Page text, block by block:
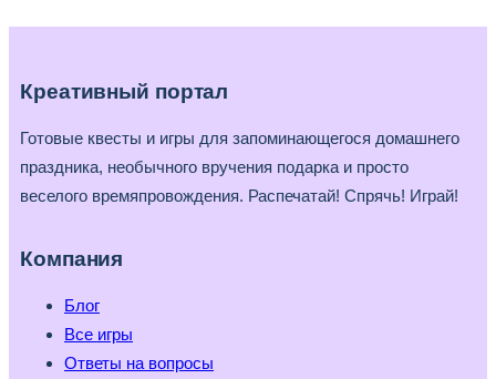
Креативный портал
Готовые квесты и игры для запоминающегося домашнего
праздника, необычного вручения подарка и просто
веселого времяпровождения. Распечатай! Спрячь! Играй!
Компания
Блог
Все игры
Ответы на вопросы